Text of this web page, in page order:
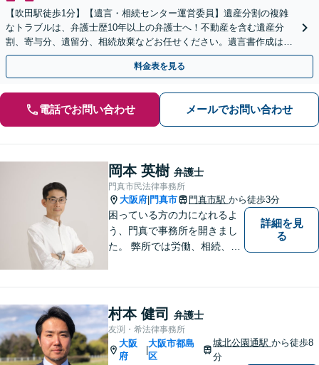
【吹田駅徒歩1分】【遺言・相続センター運営委員】遺産分割の複雑
なトラブルは、弁護士歴10年以上の弁護士へ！不動産を含む遺産分
割、寄与分、遺留分、相続放棄などお任せください。遺言書作成は自
宅訪問にも対応。【税理士や司法書士とも連携】
料金表を見る
電話でお問い合わせ メールでお問い合わせ
岡本 英樹 弁護士
門真市民法律事務所
大阪府 門真市 門真市駅 から徒歩3分
困っている方の力になれるよ
う、門真で事務所を開きまし
た。 弊所では労働、相続、離
す。
詳細を見
る
村本 健司 弁護士
友渕・希法律事務所
大阪
府
|
大阪市都島
区
城北公園通駅から徒歩8
分